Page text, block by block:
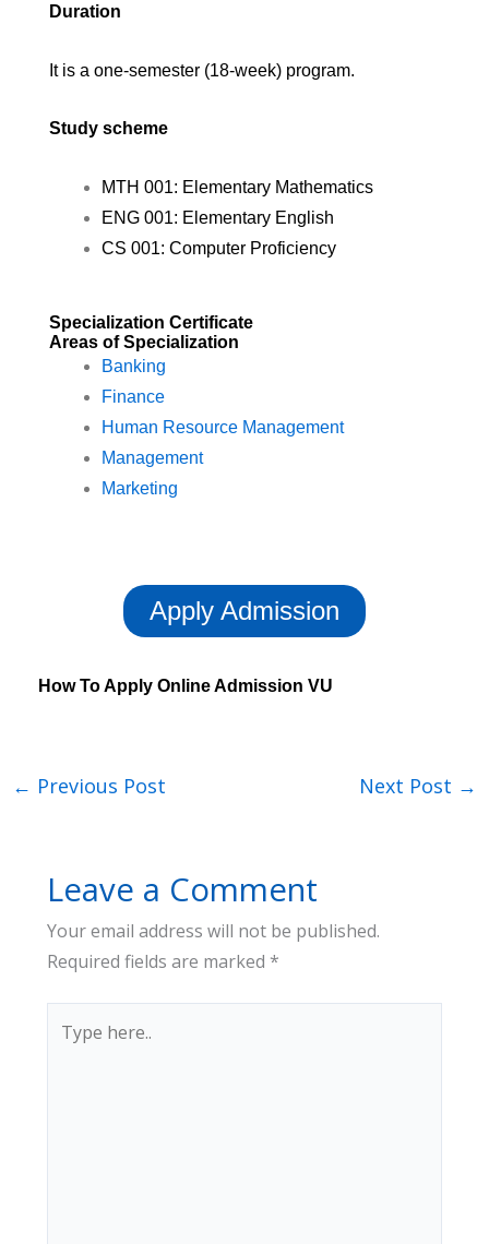
Duration
It is a one-semester (18-week) program.
Study scheme
MTH 001: Elementary Mathematics
ENG 001: Elementary English
CS 001: Computer Proficiency
Specialization Certificate
Areas of Specialization
Banking
Finance
Human Resource Management
Management
Marketing
Apply Admission
How To Apply Online Admission VU
← Previous Post Next Post →
Leave a Comment
Your email address will not be published.
Required fields are marked *
here..